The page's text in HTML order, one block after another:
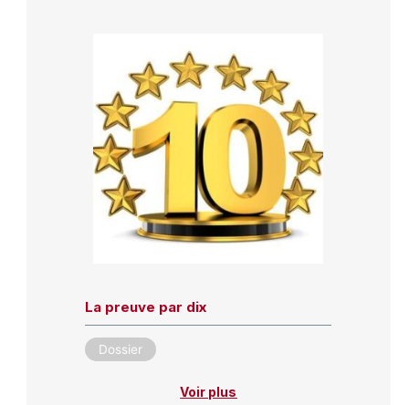
La preuve par dix
Dossier
Voir plus